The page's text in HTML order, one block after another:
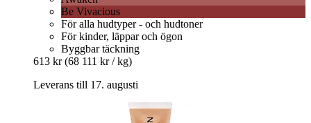
Be Vivacious
För alla hudtyper - och hudtoner
För kinder, läppar och ögon
Byggbar täckning
613 kr (68 111 kr / kg)
Leverans till 17. augusti